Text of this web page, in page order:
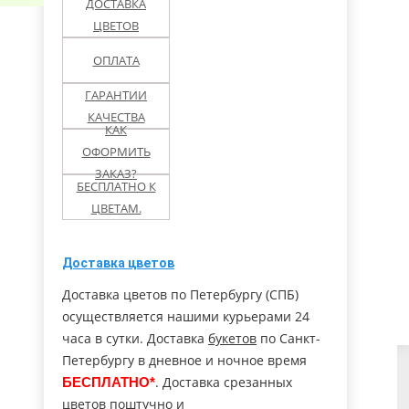
Павловск
Пушкин
Ступино (МО)
Чехов
ДОСТАВКА
ЦВЕТОВ
ОПЛАТА
ГАРАНТИИ
КАЧЕСТВА
КАК
ОФОРМИТЬ
ЗАКАЗ?
БЕСПЛАТНО К
ЦВЕТАМ.
Доставка цветов
Доставка цветов по Петербургу (СПБ)
осуществляется нашими курьерами 24
часа в сутки. Доставка букетов по Санкт-
Петербургу в дневное и ночное время
БЕСПЛАТНО*. Доставка срезанных
цветов поштучно и